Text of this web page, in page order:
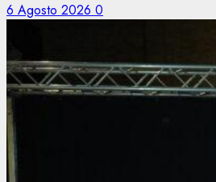
6 Agosto 2026 0